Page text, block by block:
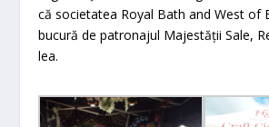
că societatea Royal Bath and West of
bucură de patronajul Majestății Sale,
lea.